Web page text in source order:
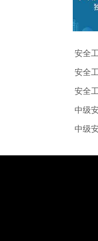
安全
安全
安全
中级
中级